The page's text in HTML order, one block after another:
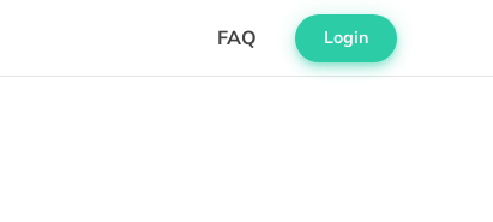
FAQ Login